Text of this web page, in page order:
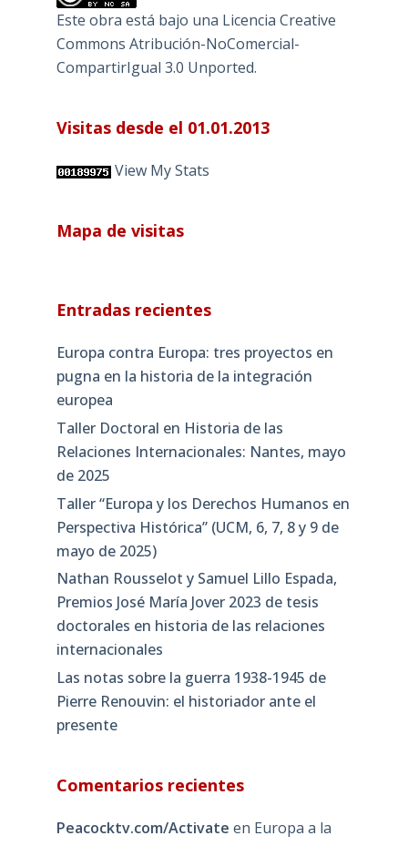
Este obra está bajo una Licencia Creative
Commons Atribución-NoComercial-
CompartirIgual 3.0 Unported.
Visitas desde el 01.01.2013
View My Stats
Mapa de visitas
Entradas recientes
Europa contra Europa: tres proyectos en
pugna en la historia de la integración
europea
Taller Doctoral en Historia de las
Relaciones Internacionales: Nantes, mayo
de 2025
Taller “Europa y los Derechos Humanos en
Perspectiva Histórica” (UCM, 6, 7, 8 y 9 de
mayo de 2025)
Nathan Rousselot y Samuel Lillo Espada,
Premios José María Jover 2023 de tesis
doctorales en historia de las relaciones
internacionales
Las notas sobre la guerra 1938-1945 de
Pierre Renouvin: el historiador ante el
presente
Comentarios recientes
Peacocktv.com/Activate en Europa a la